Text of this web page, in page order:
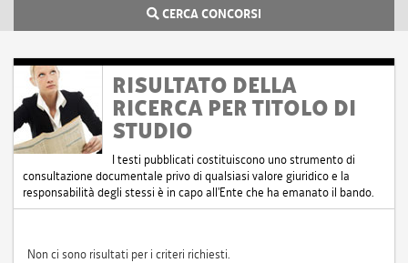
CERCA CONCORSI
RISULTATO DELLA
RICERCA PER TITOLO DI
STUDIO
I testi pubblicati costituiscono uno strumento di
consultazione documentale privo di qualsiasi valore giuridico e la
responsabilità degli stessi è in capo all'Ente che ha emanato il bando.
Non ci sono risultati per i criteri richiesti.